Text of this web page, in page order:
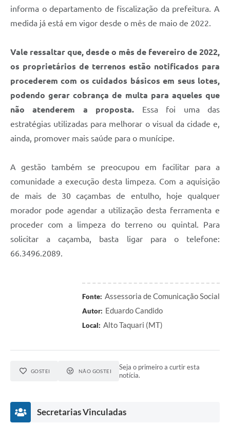
informa o departamento de fiscalização da prefeitura. A
medida já está em vigor desde o mês de maio de 2022.
Vale ressaltar que, desde o mês de fevereiro de 2022,
os proprietários de terrenos estão notificados para
procederem com os cuidados básicos em seus lotes,
podendo gerar cobrança de multa para aqueles que
não atenderem a proposta. Essa foi uma das
estratégias utilizadas para melhorar o visual da cidade e,
ainda, promover mais saúde para o munícipe.
A gestão também se preocupou em facilitar para a
comunidade a execução desta limpeza. Com a aquisição
de mais de 30 caçambas de entulho, hoje qualquer
morador pode agendar a utilização desta ferramenta e
proceder com a limpeza do terreno ou quintal. Para
solicitar a caçamba, basta ligar para o telefone:
66.3496.2089.
Fonte: Assessoria de Comunicação Social
Autor: Eduardo Candido
Local: Alto Taquari (MT)
GOSTEI NÃO GOSTEI
Seja o primeiro a curtir esta
notícia.
Secretarias Vinculadas